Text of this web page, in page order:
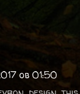
ob 01:50